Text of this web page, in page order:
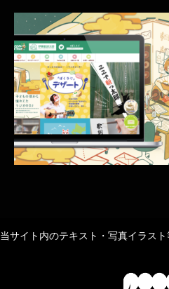
当サイト内のテキスト・写真イラス